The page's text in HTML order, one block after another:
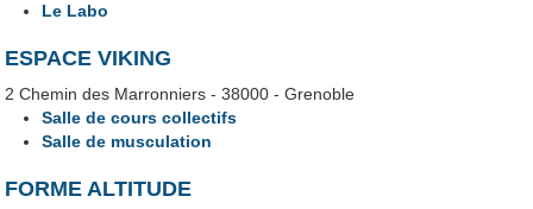
Le Labo
ESPACE VIKING
2 Chemin des Marronniers - 38000 - Grenoble
Salle de cours collectifs
Salle de musculation
FORME ALTITUDE